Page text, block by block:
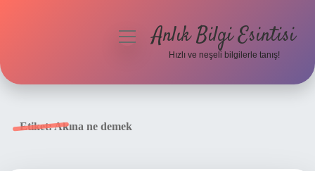
menüyüAnlık Bilgi Esintisi
Hızlı ve neşeli bilgilerle tanış!
Etiket:Akına ne demek